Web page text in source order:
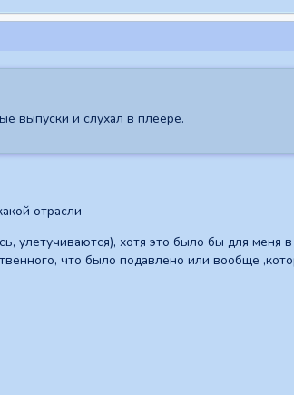
выпуски и слухал в плеере.
отрасли
улетучиваются), хотя это было бы для меня
что было подавлено или вообще